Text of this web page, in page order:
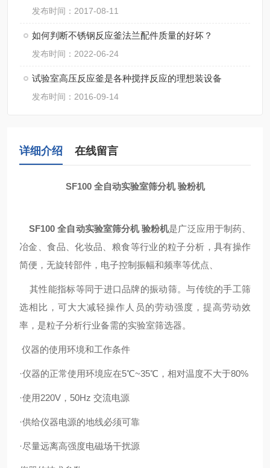
发布时间：2017-08-11
如何判断不锈钢反应釜法兰配件质量的好坏？
发布时间：2022-06-24
试验室高压反应釜是各种搅拌反应的理想装设备
发布时间：2016-09-14
详细介绍 在线留言
SF100 全自动实验室筛分机 验粉机
SF100 全自动实验室筛分机 验粉机是广泛应用于制药、
冶金、食品、化妆品、粮食等行业的粒子分析，具有操作
简便，无旋转部件，电子控制振幅和频率等优点、
其性能指标等同于进口品牌的振动筛。与传统的手工筛
选相比，可大大减轻操作人员的劳动强度，提高劳动效
率，是粒子分析行业备需的实验室筛选器。
仪器的使用环境和工作条件
·仪器的正常使用环境应在5℃~35℃，相对温度不大于80%
·使用220V，50Hz 交流电源
·供给仪器电源的地线必须可靠
·尽量远离高强度电磁场干扰源